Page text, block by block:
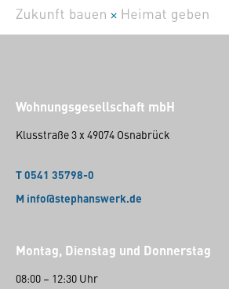
Wohnungsgesellschaft mbH
Klusstraße 3 x 49074 Osnabrück
T 0541 35798-0
M info@stephanswerk.de
Montag, Dienstag und Donnerstag
08:00 – 12:30 Uhr